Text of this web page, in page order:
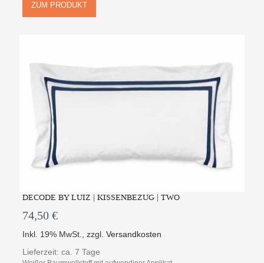
ZUM PRODUKT
DECODE BY LUIZ | KISSENBEZUG | TWO
74,50 €
Inkl. 19% MwSt. ,zzgl.Versandkosten
Lieferzeit: ca. 7 Tage